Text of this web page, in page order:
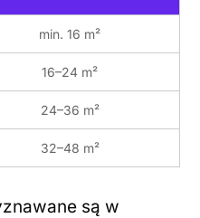
min. 16 m²
16–24 m²
24–36 m²
32–48 m²
są w